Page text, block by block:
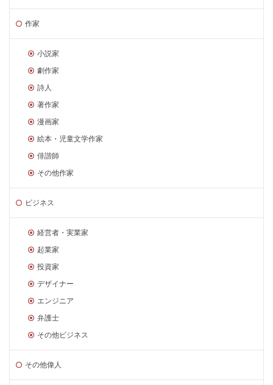
作家
小説家
劇作家
詩人
著作家
漫画家
絵本・児童文学作家
俳諧師
その他作家
ビジネス
経営者・実業家
起業家
投資家
デザイナー
エンジニア
弁護士
その他ビジネス
その他偉人